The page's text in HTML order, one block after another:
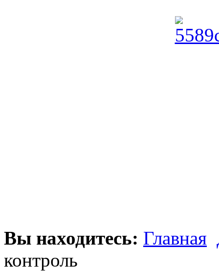
Вы находитесь: Главная
контроль